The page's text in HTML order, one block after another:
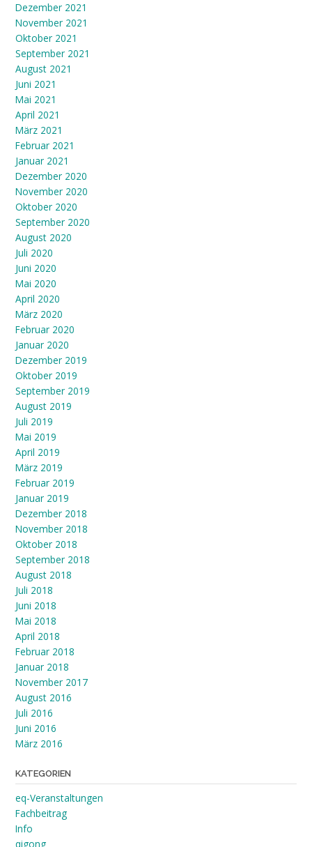
Dezember 2021
November 2021
Oktober 2021
September 2021
August 2021
Juni 2021
Mai 2021
April 2021
März 2021
Februar 2021
Januar 2021
Dezember 2020
November 2020
Oktober 2020
September 2020
August 2020
Juli 2020
Juni 2020
Mai 2020
April 2020
März 2020
Februar 2020
Januar 2020
Dezember 2019
Oktober 2019
September 2019
August 2019
Juli 2019
Mai 2019
April 2019
März 2019
Februar 2019
Januar 2019
Dezember 2018
November 2018
Oktober 2018
September 2018
August 2018
Juli 2018
Juni 2018
Mai 2018
April 2018
Februar 2018
Januar 2018
November 2017
August 2016
Juli 2016
Juni 2016
März 2016
KATEGORIEN
eq-Veranstaltungen
Fachbeitrag
Info
qigong